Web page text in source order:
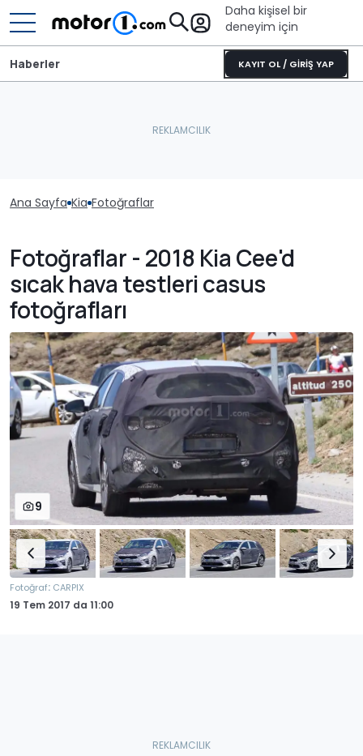
Daha kişisel bir
deneyim için
KAYIT OL / GİRİŞ YAP
Haberler
Ana Sayfa Kia Fotoğraflar
Fotoğraflar - 2018 Kia Cee'd
sıcak hava testleri casus
fotoğrafları
9
Fotoğraf: CARPIX
19 Tem 2017 da 11:00